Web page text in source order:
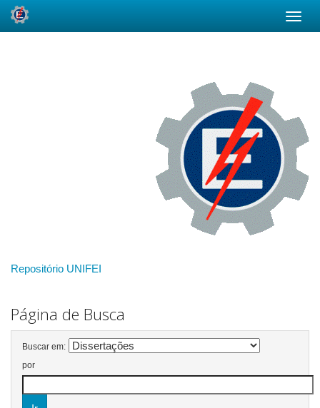
Repositório UNIFEI
Página de Busca
Buscar em:
por